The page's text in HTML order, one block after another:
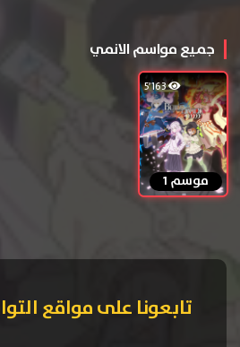
جميع مواسم الانمي
5٬163
موسم 1
تابعونا على مواقع